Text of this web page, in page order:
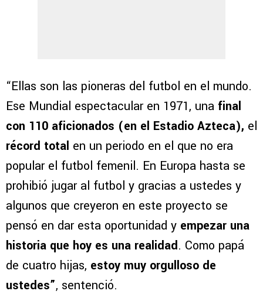
“Ellas son las pioneras del futbol en el mundo.
Ese Mundial espectacular en 1971, una final
con 110 aficionados (en el Estadio Azteca), el
récord total en un periodo en el que no era
popular el futbol femenil. En Europa hasta se
prohibió jugar al futbol y gracias a ustedes y
algunos que creyeron en este proyecto se
pensó en dar esta oportunidad y empezar una
historia que hoy es una realidad. Como papá
de cuatro hijas, estoy muy orgulloso de
ustedes”, sentenció.